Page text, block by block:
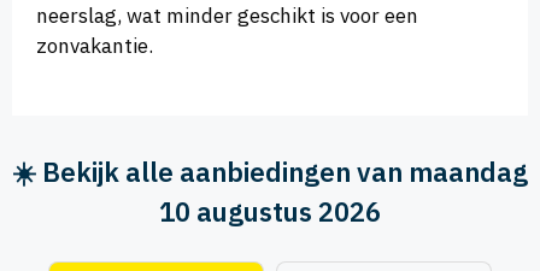
neerslag, wat minder geschikt is voor een
zonvakantie.
☀️ Bekijk alle aanbiedingen van maandag
10 augustus 2026